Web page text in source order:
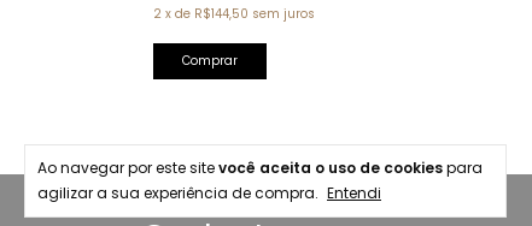
Ao navegar por este sitevocê aceita o uso de cookiespara
agilizar a sua experiência de compra. Entendi
2 x de R$144,50 sem juros